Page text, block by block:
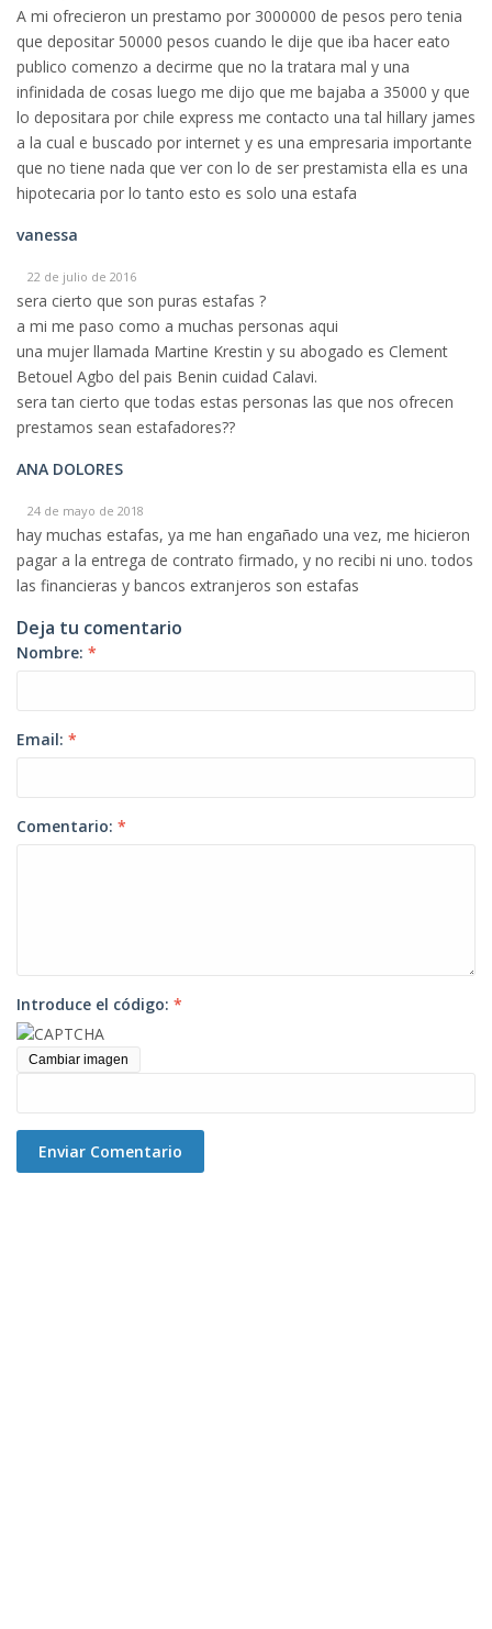
A mi ofrecieron un prestamo por 3000000 de pesos pero tenia
que depositar 50000 pesos cuando le dije que iba hacer eato
publico comenzo a decirme que no la tratara mal y una
infinidada de cosas luego me dijo que me bajaba a 35000 y que
lo depositara por chile express me contacto una tal hillary james
a la cual e buscado por internet y es una empresaria importante
que no tiene nada que ver con lo de ser prestamista ella es una
hipotecaria por lo tanto esto es solo una estafa
vanessa
22 de julio de 2016
sera cierto que son puras estafas ?
a mi me paso como a muchas personas aqui
una mujer llamada Martine Krestin y su abogado es Clement
Betouel Agbo del pais Benin cuidad Calavi.
sera tan cierto que todas estas personas las que nos ofrecen
prestamos sean estafadores??
ANA DOLORES
24 de mayo de 2018
hay muchas estafas, ya me han engañado una vez, me hicieron
pagar a la entrega de contrato firmado, y no recibi ni uno. todos
las financieras y bancos extranjeros son estafas
Deja tu comentario
Nombre: *
Email: *
Comentario: *
Introduce el código: *
Cambiar imagen
Enviar Comentario